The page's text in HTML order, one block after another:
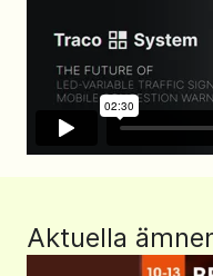
Aktuella